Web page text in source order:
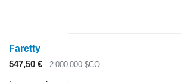
Faretty
547,50 €
2 000 000 $CO